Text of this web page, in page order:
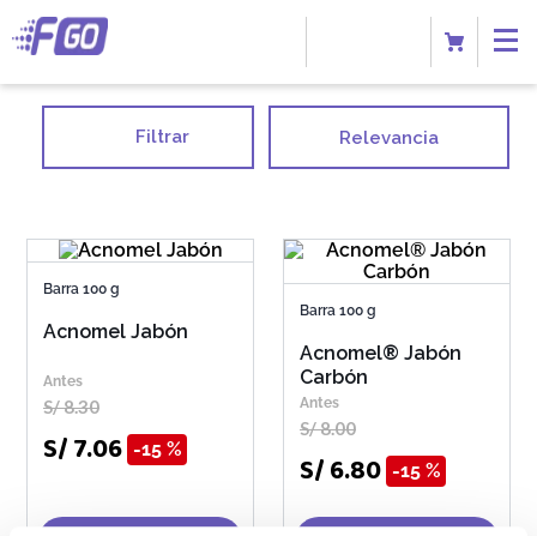
Filtrar Relevancia
Barra 100 g
Acnomel Jabón
S/8.30
S/7.06 15 %
Barra 100 g
Acnomel® Jabón
Carbón
S/8.00
S/6.80 15 %